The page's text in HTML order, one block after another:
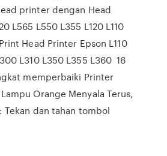
printer dengan Head
L565 L550 L355 L120 L110
Head Printer Epson L110
L310 L350 L355 L360 16
memperbaiki Printer
Orange Menyala Terus,
Tekan dan tahan tombol